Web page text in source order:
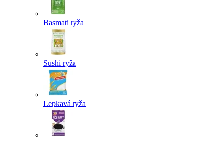
Basmati ryža
Sushi ryža
Lepkavá ryža